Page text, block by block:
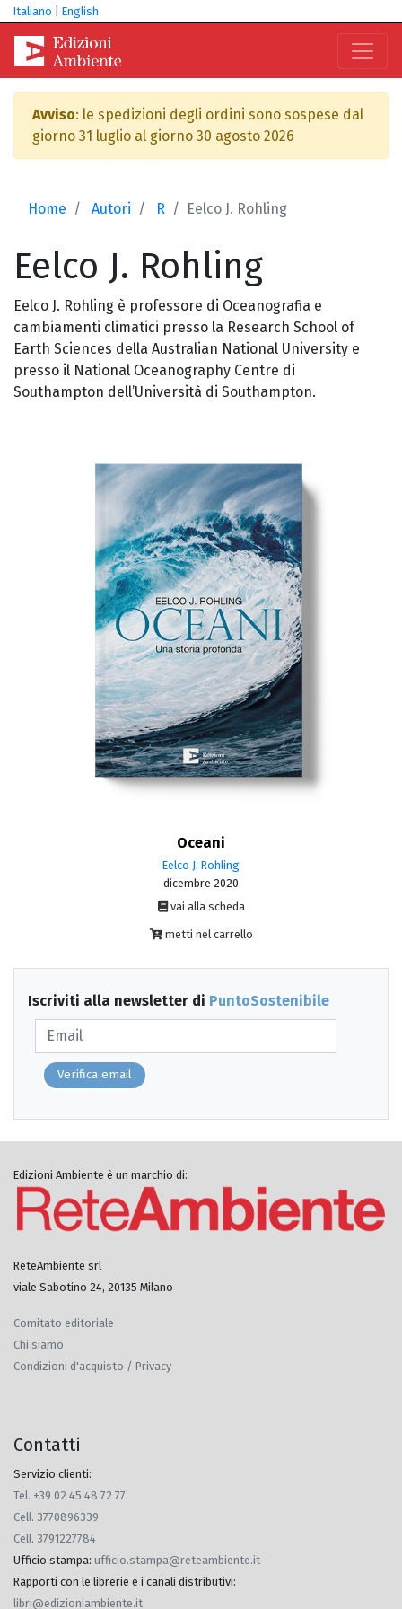
Italiano English
Avviso: le spedizioni degli ordini sono sospese dal
giorno 31 luglio al giorno 30 agosto 2026
Home Autori R Eelco J. Rohling
Eelco J. Rohling
Eelco J. Rohling è professore di Oceanografia e
cambiamenti climatici presso la Research School of
Earth Sciences della Australian National University e
presso il National Oceanography Centre di
Southampton dell’Università di Southampton.
Oceani
Eelco J. Rohling
dicembre 2020
vai alla scheda
metti nel carrello
Iscriviti alla newsletter di PuntoSostenibile
Verifica email
Edizioni Ambiente è un marchio di:
ReteAmbiente srl
viale Sabotino 24, 20135 Milano
Comitato editoriale
Chi siamo
Condizioni d'acquisto / Privacy
Contatti
Servizio clienti:
Tel. +39 02 45 48 72 77
Cell. 3770896339
Cell. 3791227784
Ufficio stampa: ufficio.stampa@reteambiente.it
Rapporti con le librerie e i canali distributivi:
libri@edizioniambiente.it